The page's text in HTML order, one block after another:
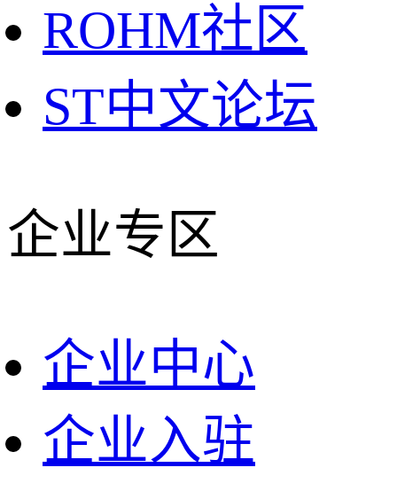
ROHM社区
ST中文论坛
企业专区
企业中心
企业入驻